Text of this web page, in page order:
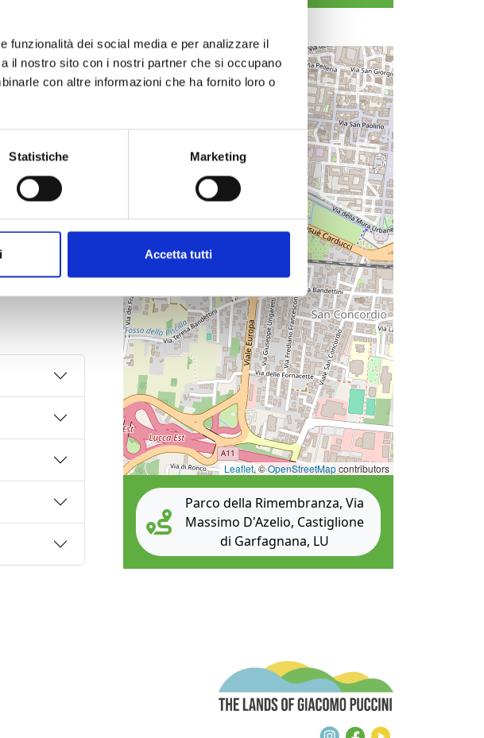
funzionalità dei social media e per analizzare il
il nostro sito con i nostri partner che si occupano
con altre informazioni che ha fornito loro o
Statistiche Marketing
Accetta tutti
Franco
Caduti della prima guerra mondiale
Caduti, targa in ricordo dei Caduti della seconda guerra mondiale
+
−
Leaflet, ©OpenStreetMapcontributors
Parco della Rimembranza, Via
Massimo D'Azelio, Castiglione
di Garfagnana, LU
Instagram
Facebook